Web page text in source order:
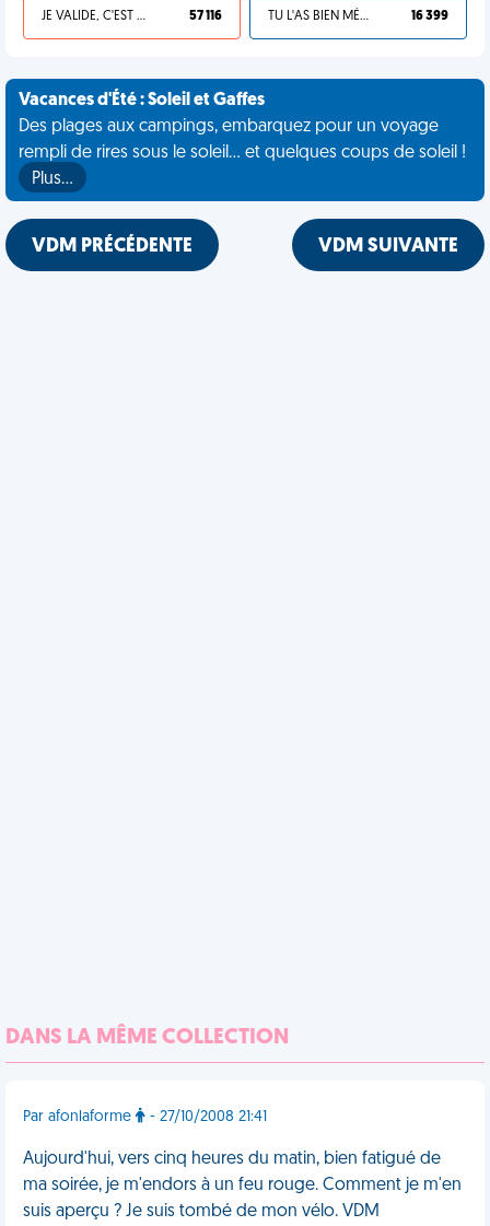
JE VALIDE, C'EST UNE VDM 57 116 TU L'AS BIEN MÉRITÉ 16 399
Vacances d'Été : Soleil et Gaffes
Des plages aux campings, embarquez pour un voyage
rempli de rires sous le soleil... et quelques coups de soleil !
Plus…
VDM PRÉCÉDENTE VDM SUIVANTE
DANS LA MÊME COLLECTION
Par afonlaforme - 27/10/2008 21:41
Aujourd'hui, vers cinq heures du matin, bien fatigué de
ma soirée, je m'endors à un feu rouge. Comment je m'en
suis aperçu ? Je suis tombé de mon vélo. VDM